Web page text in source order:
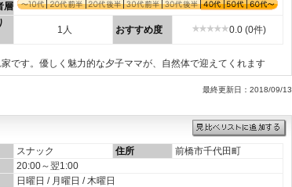
層
1人 おすすめ度 0.0 (0件)
です。優しく魅力的な夕子ママが、自然体で迎えてくれます
最終更新日：2018/09/13
スナック 住所
前橋市千代田町
20:00～翌1:00
日曜日 / 月曜日 / 木曜日